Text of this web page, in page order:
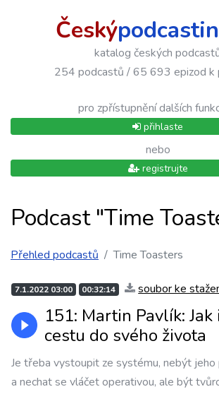
Český
katalog českých
254 podcastů / 65 693 epizod k
pro zpřístupnění dalších
přihlaste
nebo
registrujte
Podcast "Time
Přehled podcastů Time Toasters
7.1.2022 03:00 00:32:14 soubor ke
151: Martin Pavlík:
cestu do svého života
Je třeba vystoupit ze systému, nebýt jeho
a nechat se vláčet operativou, ale být